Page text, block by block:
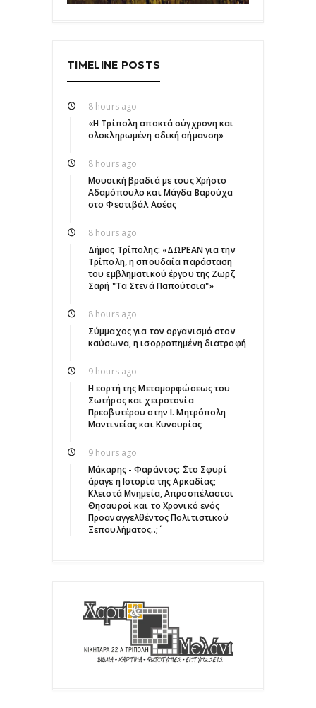
TIMELINE POSTS
8 hours ago
«Η Τρίπολη αποκτά σύγχρονη και
ολοκληρωμένη οδική σήμανση»
8 hours ago
Μουσική βραδιά με τους Χρήστο
Αδαμόπουλο και Μάγδα Βαρούχα
στο Φεστιβάλ Ασέας
8 hours ago
Δήμος Τρίπολης: «ΔΩΡΕΑΝ για την
Τρίπολη, η σπουδαία παράσταση
του εμβληματικού έργου της Ζωρζ
Σαρή "Τα Στενά Παπούτσια"»
8 hours ago
Σύμμαχος για τον οργανισμό στον
καύσωνα, η ισορροπημένη διατροφή
9 hours ago
Η εορτή της Μεταμορφώσεως του
Σωτήρος και χειροτονία
Πρεσβυτέρου στην Ι. Μητρόπολη
Μαντινείας και Κυνουρίας
9 hours ago
Μάκαρης - Φαράντος: ΄΄Στο Σφυρί
άραγε η Ιστορία της Αρκαδίας;
Κλειστά Μνημεία, Απροσπέλαστοι
Θησαυροί και το Χρονικό ενός
Προαναγγελθέντος Πολιτιστικού
Ξεπουλήματος..;΄΄